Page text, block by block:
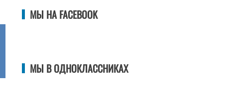
МЫ НА FACEBOOK
МЫ В ОДНОКЛАССНИКАХ